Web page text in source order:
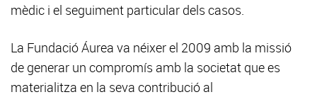
mèdic i el seguiment particular dels casos.
La Fundació Áurea va néixer el 2009 amb la missió
de generar un compromís amb la societat que es
materialitza en la seva contribució al